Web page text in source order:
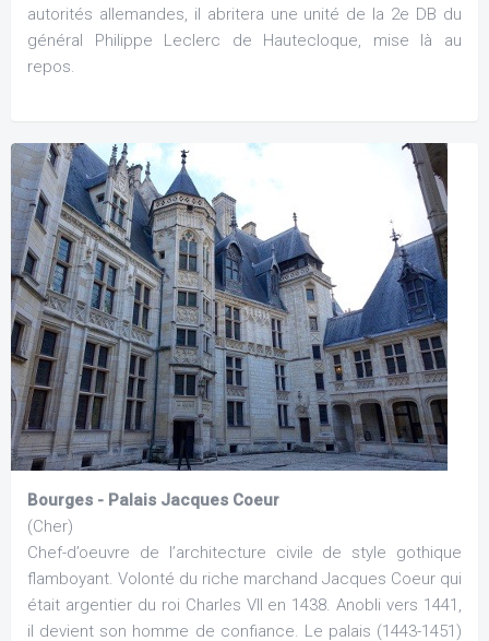
autorités allemandes, il abritera une unité de la 2e DB du
général Philippe Leclerc de Hautecloque, mise là au
repos.
Bourges - Palais Jacques Coeur
(Cher)
Chef-d’oeuvre de l’architecture civile de style gothique
flamboyant. Volonté du riche marchand Jacques Coeur qui
était argentier du roi Charles VII en 1438. Anobli vers 1441,
il devient son homme de confiance. Le palais (1443-1451)